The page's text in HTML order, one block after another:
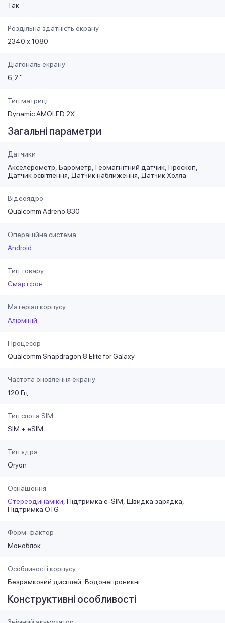
Так
Роздільна здатність екрану
2340 x 1080
Діагональ екрану
6,2 "
Тип матриці
Dynamic AMOLED 2X
Загальні параметри
Датчики
Акселерометр Барометр Геомагнітний датчик Гіроскоп
Датчик освітлення
Датчик наближення Датчик Холла
Відеоядро
Qualcomm Adreno 830
Операційна система
Android
Тип товару
Смартфон
Матеріал корпусу
Алюміній
Процесор
Qualcomm Snapdragon 8 Elite for Galaxy
Частота оновлення екрану
120 Гц
Тип слота SIM
SIM + eSIM
Тип ядра
Oryon
Оснащення
Стереодинаміки Підтримка e-SIM Швидка зарядка
Підтримка OTG
Форм-фактор
Моноблок
Особливості корпусу
Безрамковий дисплей Водонепроникні
Конструктивні особливості